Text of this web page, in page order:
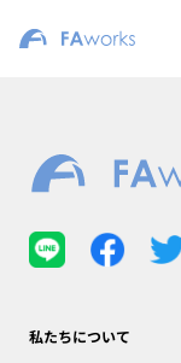
私たちについて